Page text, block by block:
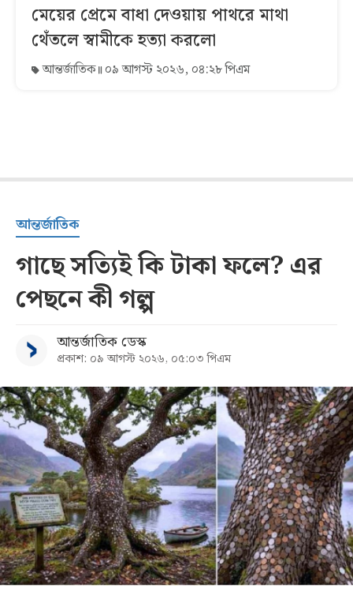
মেয়ের প্রেমে বাধা দেওয়ায় পাথরে মাথা
থেঁতলে স্বামীকে হত্যা করলো
আন্তর্জাতিক ০৯ আগস্ট ২০২৬, ০৪:২৮ পিএম
আন্তর্জাতিক
গাছে সত্যিই কি টাকা ফলে? এর
পেছনে কী গল্প
আন্তর্জাতিক ডেস্ক
প্রকাশ: ০৯ আগস্ট ২০২৬, ০৫:০৩ পিএম